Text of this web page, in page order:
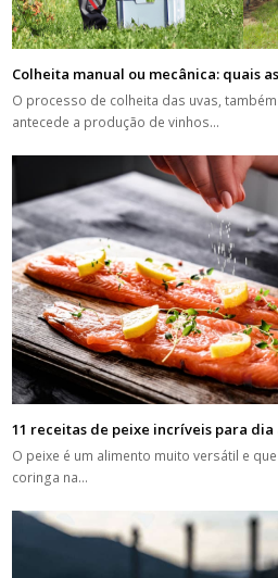
Colheita manual ou mecânica: quais
O processo de colheita das uvas,
antecede a produção de vinhos…
11 receitas de peixe incríveis para
O peixe é um alimento muito versátil e
coringa na…